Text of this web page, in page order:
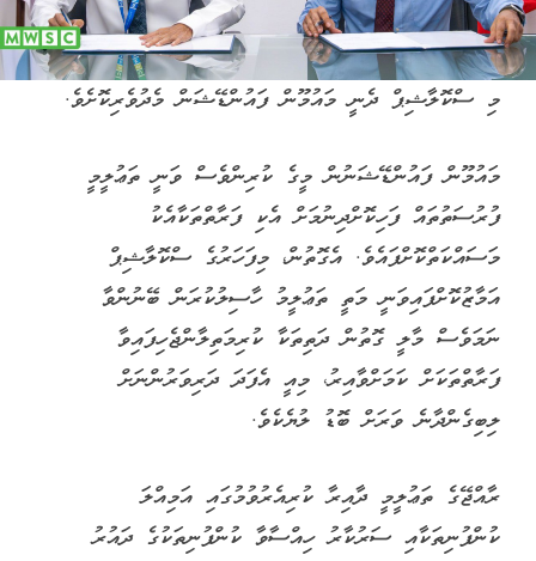
މި ސްކޮލާޝިޕް ދެނީ މައުމޫން ފައުންޑޭޝަން މެދުވެރިކޮށެވެ.
މައުމޫން ފައުންޑޭޝަނުން މީގެ ކުރިންވެސް ވަނީ ތަޢުލީމީ
ފުރުސަތުތައް ފަހިކޮށްދިނުމަށް އެކި ފަރާތްތަކާއެކު
މަސައްކަތްކޮށްފައެވެ. އެގޮތުން، މިފަހަރުގެ ސްކޮލާޝިޕް
އަމާޒުކޮށްފައިވަނީ މަތީ ތަޢުލީމު ހާސިލުކުރަން ބޭނުންވާ
ނަމަވެސް މާލީ ގޮތުން ދަތިތަކާ ކުރިމަތިލާންޖެހިފައިވާ
ފަރާތްތަކަށް ކަމަށްވާއިރު، މިއީ އެފަދަ ދަރިވަރުންނަށް
ލިބިގެންދާނެ ވަރަށް ބޮޑު ލުޔެކެވެ.
ރާއްޖޭގެ ތަޢުލީމީ ދާއިރާ ކުރިއެރުވުމުގައި އަމިއްލަ
ކުންފުނިތަކާއި ސަރުކާރު ހިއްސާވާ ކުންފުނިތަކުގެ ދައުރު